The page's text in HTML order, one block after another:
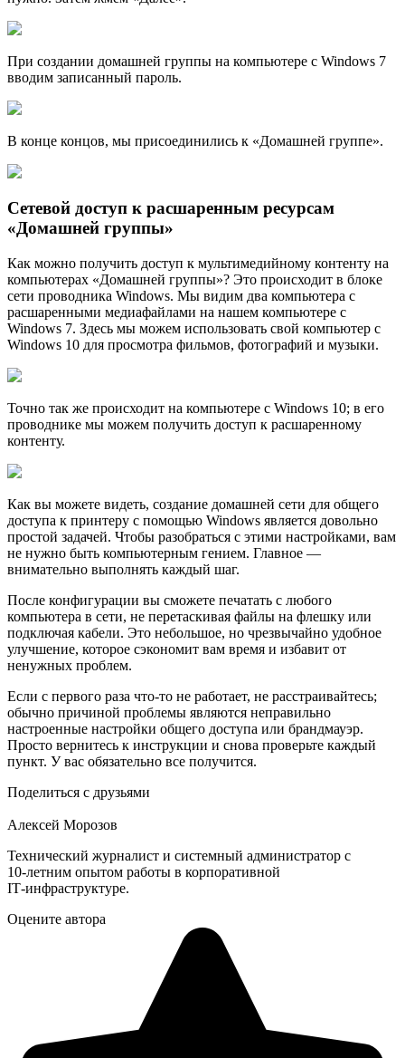
При создании домашней группы на компьютере с Windows 7
вводим записанный пароль.
В конце концов, мы присоединились к «Домашней группе».
Сетевой доступ к расшаренным ресурсам
«Домашней группы»
Как можно получить доступ к мультимедийному контенту на
компьютерах «Домашней группы»? Это происходит в блоке
сети проводника Windows. Мы видим два компьютера с
расшаренными медиафайлами на нашем компьютере с
Windows 7. Здесь мы можем использовать свой компьютер с
Windows 10 для просмотра фильмов, фотографий и музыки.
Точно так же происходит на компьютере с Windows 10; в его
проводнике мы можем получить доступ к расшаренному
контенту.
Как вы можете видеть, создание домашней сети для общего
доступа к принтеру с помощью Windows является довольно
простой задачей. Чтобы разобраться с этими настройками, вам
не нужно быть компьютерным гением. Главное —
внимательно выполнять каждый шаг.
После конфигурации вы сможете печатать с любого
компьютера в сети, не перетаскивая файлы на флешку или
подключая кабели. Это небольшое, но чрезвычайно удобное
улучшение, которое сэкономит вам время и избавит от
ненужных проблем.
Если с первого раза что-то не работает, не расстраивайтесь;
обычно причиной проблемы являются неправильно
настроенные настройки общего доступа или брандмауэр.
Просто вернитесь к инструкции и снова проверьте каждый
пункт. У вас обязательно все получится.
Поделиться с друзьями
Алексей Морозов
Технический журналист и системный администратор с
10‑летним опытом работы в корпоративной
IT‑инфраструктуре.
Оцените автора